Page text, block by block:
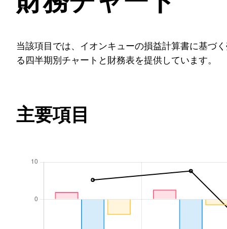
当該項目では、イオンキューの損益計算書に基づ
る四半期別チャートと財務表を提供しています。
主要項目